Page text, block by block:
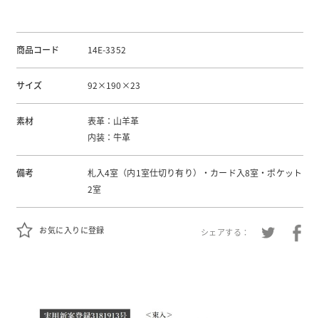
商品コード 14E-3352
サイズ 92×190×23
素材
表革：山羊革
内装：牛革
備考
札入4室（内1室仕切り有り）・カード入8室・ポケット
2室
お気に入りに登録 シェアする：